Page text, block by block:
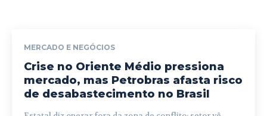
MERCADO E NEGÓCIOS
Crise no Oriente Médio pressiona
mercado, mas Petrobras afasta risco
de desabastecimento no Brasil